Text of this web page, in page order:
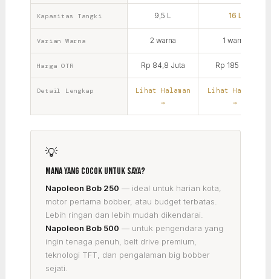
Kapasitas Tangki 9,5 L 16 L
Varian Warna 2 warna 1 warna
Harga OTR Rp 84,8 Juta Rp 185 Juta
Detail Lengkap
Lihat Halaman
→
Lihat Halaman
→
💡
Mana yang cocok untuk saya?
Napoleon Bob 250 — ideal untuk harian kota,
motor pertama bobber, atau budget terbatas.
Lebih ringan dan lebih mudah dikendarai.
Napoleon Bob 500 — untuk pengendara yang
ingin tenaga penuh, belt drive premium,
teknologi TFT, dan pengalaman big bobber
sejati.